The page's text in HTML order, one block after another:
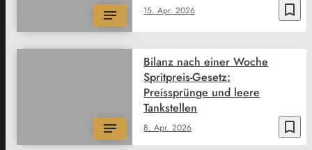
bookmark_border
15. Apr. 2026
bookmark_border
8. Apr. 2026
Bilanz nach einer Woche
Spritpreis-Gesetz:
Preissprünge und leere
Tankstellen